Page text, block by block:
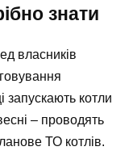
знати
власників
запускають котли
– проводять
ТО котлів.